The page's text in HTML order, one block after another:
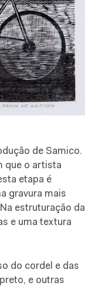
de Samico.
que o artista
etapa é
gravura mais
estruturação da
e uma textura
do cordel e das
e outras